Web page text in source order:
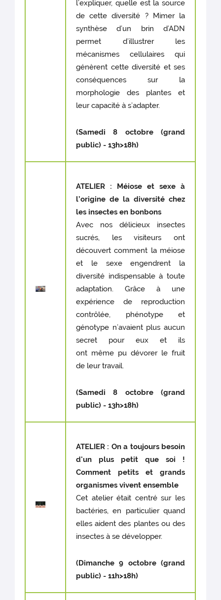
l’expliquer, quelle est la source
de cette diversité ? Mimer la
synthèse d’un brin d’ADN
permet d’illustrer les
mécanismes cellulaires qui
génèrent cette diversité et ses
conséquences sur la
morphologie des plantes et
leur capacité à s’adapter.
(Samedi 8 octobre (grand
public) - 13h>18h)
ATELIER : Méiose et sexe à
l’origine de la diversité chez
les insectes en bonbons
Avec nos délicieux insectes
sucrés, les visiteurs ont
découvert comment la méiose
et le sexe engendrent la
diversité indispensable à toute
adaptation. Grâce à une
expérience de reproduction
contrôlée, phénotype et
génotype n’avaient plus aucun
secret pour eux et ils
ont même pu dévorer le fruit
de leur travail.
(Samedi 8 octobre (grand
public) - 13h>18h)
ATELIER : On a toujours besoin
d'un plus petit que soi !
Comment petits et grands
organismes vivent ensemble
Cet atelier était centré sur les
bactéries, en particulier quand
elles aident des plantes ou des
insectes à se développer.
(Dimanche 9 octobre (grand
public) - 11h>18h)